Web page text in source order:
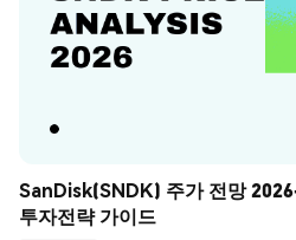
SanDisk(SNDK) 주가 전망
투자전략 가이드